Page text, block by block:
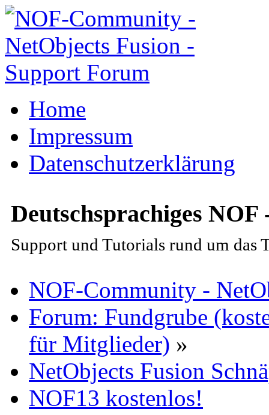
Home
Impressum
Datenschutzerklärung
Deutschsprachiges NOF
Support und Tutorials rund um das
NOF-Community -
Forum: Fundgrube
für Mitglieder) »
NetObjects Fusion
NOF13 kostenlos!